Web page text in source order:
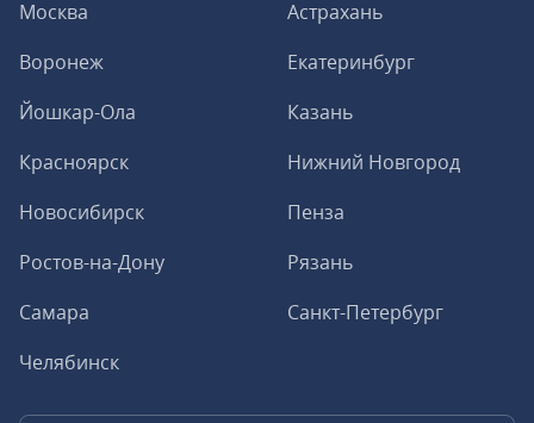
Москва
Астрахань
Воронеж
Екатеринбург
Йошкар-Ола
Казань
Красноярск
Нижний Новгород
Новосибирск
Пенза
Ростов-на-Дону
Рязань
Самара
Санкт-Петербург
Челябинск